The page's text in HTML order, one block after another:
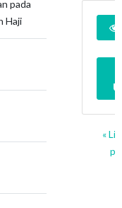
pada
Haji
«